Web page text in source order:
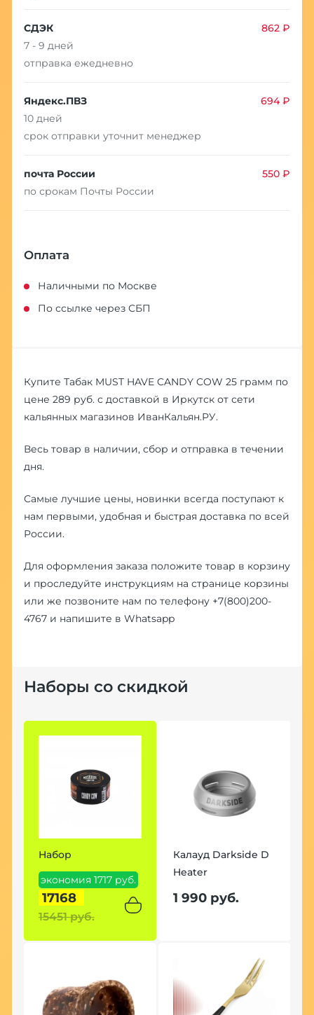
СДЭК
862 ₽
7 - 9 дней
отправка ежедневно
Яндекс.ПВЗ
694 ₽
10 дней
срок отправки уточнит менеджер
почта России
550 ₽
по срокам Почты России
Оплата
Наличными по Москве
По ссылке через СБП
Купите Табак MUST HAVE CANDY COW 25 грамм по
цене 289 руб. с доставкой в Иркутск от сети
кальянных магазинов ИванКальян.РУ.
Весь товар в наличии, сбор и отправка в течении
дня.
Самые лучшие цены, новинки всегда поступают к
нам первыми, удобная и быстрая доставка по всей
России.
Для оформления заказа положите товар в корзину
и проследуйте инструкциям на странице корзины
или же позвоните нам по телефону +7(800)200-
4767и напишите в Whatsapp
Наборы со скидкой
Набор
экономия 1717 руб.
17168
15451 руб.
Калауд Darkside D
Heater
1 990 руб.